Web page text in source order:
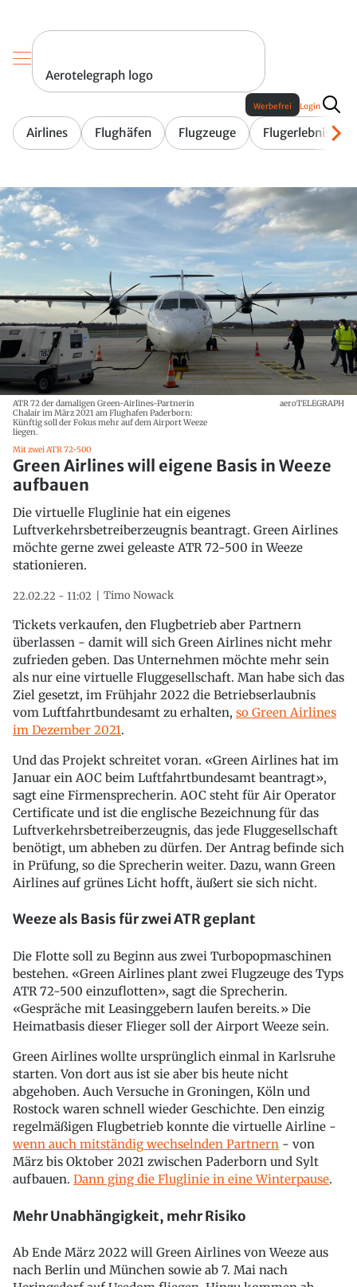
Aerotelegraph logo
Airlines Flughäfen Flugzeuge Flugerlebnis
Werbefrei Login
ATR 72 der damaligen Green-Airlines-Partnerin
Chalair im März 2021 am Flughafen Paderborn:
Künftig soll der Fokus mehr auf dem Airport Weeze
liegen.
aeroTELEGRAPH
Mit zwei ATR 72-500
Green Airlines will eigene Basis in Weeze
aufbauen
Die virtuelle Fluglinie hat ein eigenes
Luftverkehrsbetreiberzeugnis beantragt. Green Airlines
möchte gerne zwei geleaste ATR 72-500 in Weeze
stationieren.
22.02.22 - 11:02 Timo Nowack
Tickets verkaufen, den Flugbetrieb aber Partnern
überlassen - damit will sich Green Airlines nicht mehr
zufrieden geben. Das Unternehmen möchte mehr sein
als nur eine virtuelle Fluggesellschaft. Man habe sich das
Ziel gesetzt, im Frühjahr 2022 die Betriebserlaubnis
vom Luftfahrtbundesamt zu erhalten, so Green Airlines
im Dezember 2021.
Und das Projekt schreitet voran. «Green Airlines hat im
Januar ein AOC beim Luftfahrtbundesamt beantragt»,
sagt eine Firmensprecherin. AOC steht für Air Operator
Certificate und ist die englische Bezeichnung für das
Luftverkehrsbetreiberzeugnis, das jede Fluggesellschaft
benötigt, um abheben zu dürfen. Der Antrag befinde sich
in Prüfung, so die Sprecherin weiter. Dazu, wann Green
Airlines auf grünes Licht hofft, äußert sie sich nicht.
Weeze als Basis für zwei ATR geplant
Die Flotte soll zu Beginn aus zwei Turbopopmaschinen
bestehen. «Green Airlines plant zwei Flugzeuge des Typs
ATR 72-500 einzuflotten», sagt die Sprecherin.
«Gespräche mit Leasinggebern laufen bereits.» Die
Heimatbasis dieser Flieger soll der Airport Weeze sein.
Green Airlines wollte ursprünglich einmal in Karlsruhe
starten. Von dort aus ist sie aber bis heute nicht
abgehoben. Auch Versuche in Groningen, Köln und
Rostock waren schnell wieder Geschichte. Den einzig
regelmäßigen Flugbetrieb konnte die virtuelle Airline -
wenn auch mitständig wechselnden Partnern - von
März bis Oktober 2021 zwischen Paderborn und Sylt
aufbauen. Dann ging die Fluglinie in eine Winterpause.
Mehr Unabhängigkeit, mehr Risiko
Ab Ende März 2022 will Green Airlines von Weeze aus
nach Berlin und München sowie ab 7. Mai nach